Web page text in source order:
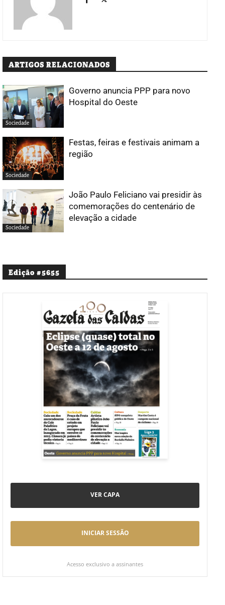
ARTIGOS RELACIONADOS
Sociedade
Governo anuncia PPP para novo
Hospital do Oeste
Sociedade
Festas, feiras e festivais animam a
região
Sociedade
João Paulo Feliciano vai presidir às
comemorações do centenário de
elevação a cidade
Edição #5655
VER CAPA
INICIAR SESSÃO
Acesso exclusivo a assinantes